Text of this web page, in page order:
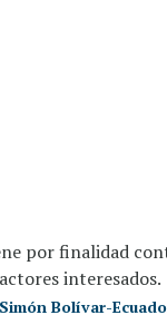
por finalidad
interesados.
Bolívar-